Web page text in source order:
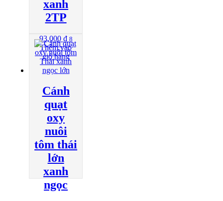
xanh
2TP
93,000 ₫ 8
Thêm vào
giỏ hàng
Cánh
quạt
oxy
nuôi
tôm thái
lớn
xanh
ngọc